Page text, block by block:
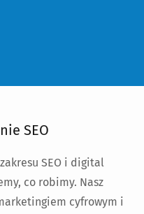
SEO
SEO i digital
co robimy. Nasz
cyfrowym i